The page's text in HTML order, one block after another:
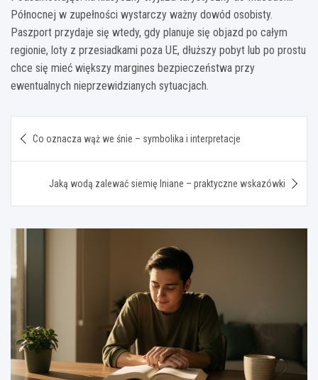
Północnej w zupełności wystarczy ważny dowód osobisty.
Paszport przydaje się wtedy, gdy planuje się objazd po całym
regionie, loty z przesiadkami poza UE, dłuższy pobyt lub po prostu
chce się mieć większy margines bezpieczeństwa przy
ewentualnych nieprzewidzianych sytuacjach.
wpisu
Co oznacza wąż we śnie – symbolika i interpretacje
Jaką wodą zalewać siemię lniane – praktyczne wskazówki